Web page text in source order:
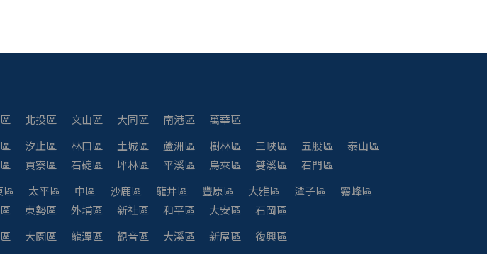
北投區 文山區 大同區 南港區
萬華區
汐止區 林口區 土城區 蘆洲區 樹林區 三峽區 五股區
泰山區
貢寮區 石碇區 坪林區 平溪區 烏來區 雙溪區
石門區
區 太平區 中區 沙鹿區 龍井區 豐原區 大雅區 潭子區
霧峰區
東勢區 外埔區 新社區 和平區 大安區
石岡區
大園區 龍潭區 觀音區 大溪區 新屋區
復興區